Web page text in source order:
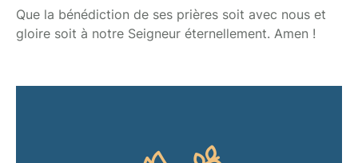
Que la bénédiction de ses prières soit avec nous et
gloire soit à notre Seigneur éternellement. Amen !